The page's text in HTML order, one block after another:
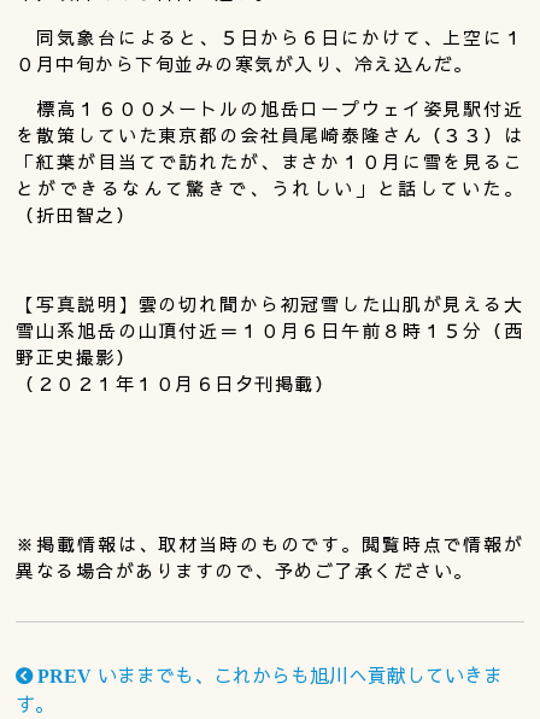
同気象台によると、５日から６日にかけて、上空に１
０月中旬から下旬並みの寒気が入り、冷え込んだ。
標高１６００メートルの旭岳ロープウェイ姿見駅付近
を散策していた東京都の会社員尾崎泰隆さん（３３）は
「紅葉が目当てで訪れたが、まさか１０月に雪を見るこ
とができるなんて驚きで、うれしい」と話していた。
（折田智之）
【写真説明】雲の切れ間から初冠雪した山肌が見える大
雪山系旭岳の山頂付近＝１０月６日午前８時１５分（西
野正史撮影）
（２０２１年１０月６日夕刊掲載）
※掲載情報は、取材当時のものです。閲覧時点で情報が
異なる場合がありますので、予めご了承ください。
PREV いままでも、これからも旭川へ貢献していきま
す。